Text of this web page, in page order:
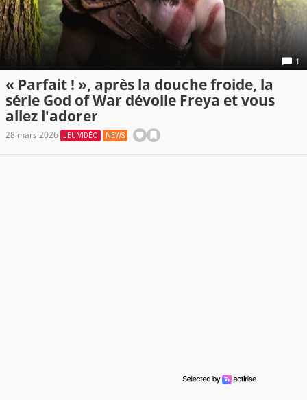
1
« Parfait ! », après la douche froide, la
série God of War dévoile Freya et vous
allez l'adorer
28 mars 2026 JEU VIDÉO NEWS